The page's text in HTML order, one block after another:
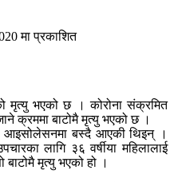
मा प्रकाशित
मृत्यु भएको छ । कोरोना संक्रमित
क्रममा बाटोमै मृत्यु भएको छ ।
आइसोलेसनमा बस्दै आएकी थिइन् ।
लागि ३६ वर्षीया महिलालाई
मृत्यु भएको हो ।